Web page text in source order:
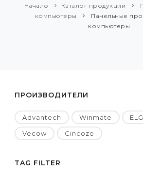
Начало Каталог продукции
компьютеры
Панельные
компьютеры
ПРОИЗВОДИТЕЛИ
Advantech Winmate
Vecow Cincoze
TAG FILTER